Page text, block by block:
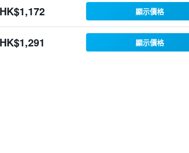
HK$1,172 顯示價格
HK$1,291 顯示價格